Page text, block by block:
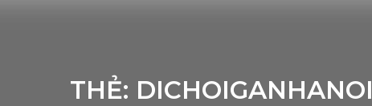
THẺ: DICHOIGANHANOI